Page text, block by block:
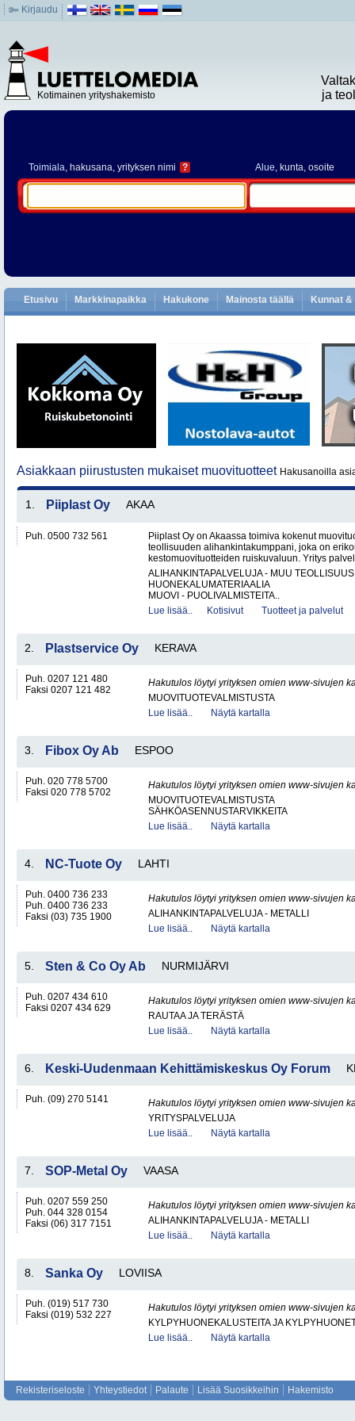
Kirjaudu
Kotimainen yrityshakemisto
ja
Toimiala, hakusana, yrityksen nimi ? Alue, kunta, osoite
Etusivu Markkinapaikka Hakukone Mainosta täällä Kunnat
Asiakkaan piirustusten mukaiset muovituotteet Hakusanoilla
1. Piiplast Oy AKAA
Puh. 0500 732 561
Piiplast Oy on Akaassa toimiva kokenut
teollisuuden alihankintakumppani, joka on
kestomuovituotteiden ruiskuvaluun. Yritys
ALIHANKINTAPALVELUJA - MUU TEOLLISUUS
HUONEKALUMATERIAALIA
MUOVI - PUOLIVALMISTEITA..
Lue lisää..
Kotisivut Tuotteet ja palvelut
2. Plastservice Oy KERAVA
Puh. 0207 121 480
Faksi 0207 121 482
Hakutulos löytyi yrityksen omien www-sivujen
MUOVITUOTEVALMISTUSTA
Lue lisää..
Näytä kartalla
3. Fibox Oy Ab ESPOO
Puh. 020 778 5700
Faksi 020 778 5702
Hakutulos löytyi yrityksen omien www-sivujen
MUOVITUOTEVALMISTUSTA
SÄHKÖASENNUSTARVIKKEITA
Lue lisää..
Näytä kartalla
4. NC-Tuote Oy LAHTI
Puh. 0400 736 233
Puh. 0400 736 233
Faksi (03) 735 1900
Hakutulos löytyi yrityksen omien www-sivujen
ALIHANKINTAPALVELUJA - METALLI
Lue lisää..
Näytä kartalla
5. Sten & Co Oy Ab NURMIJÄRVI
Puh. 0207 434 610
Faksi 0207 434 629
Hakutulos löytyi yrityksen omien www-sivujen
RAUTAA JA TERÄSTÄ
Lue lisää..
Näytä kartalla
6. Keski-Uudenmaan Kehittämiskeskus Oy Forum
Puh. (09) 270 5141
Hakutulos löytyi yrityksen omien www-sivujen
YRITYSPALVELUJA
Lue lisää..
Näytä kartalla
7. SOP-Metal Oy VAASA
Puh. 0207 559 250
Puh. 044 328 0154
Faksi (06) 317 7151
Hakutulos löytyi yrityksen omien www-sivujen
ALIHANKINTAPALVELUJA - METALLI
Lue lisää..
Näytä kartalla
8. Sanka Oy LOVIISA
Puh. (019) 517 730
Faksi (019) 532 227
Hakutulos löytyi yrityksen omien www-sivujen
KYLPYHUONEKALUSTEITA JA
Lue lisää..
Näytä kartalla
Rekisteriseloste Yhteystiedot Palaute Lisää Suosikkeihin Hakemisto